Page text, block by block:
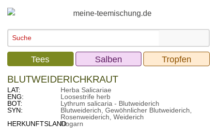
Tees Salben Tropfen
BLUTWEIDERICHKRAUT
LAT:
Herba Salicariae
ENG:
Loosestrife herb
BOT:
Lythrum salicaria - Blutweiderich
SYN:
Blutweiderich, Gewöhnlicher Blutweiderich,
Rosenweiderich, Weiderich
HERKUNFTSLAND:Ungarn